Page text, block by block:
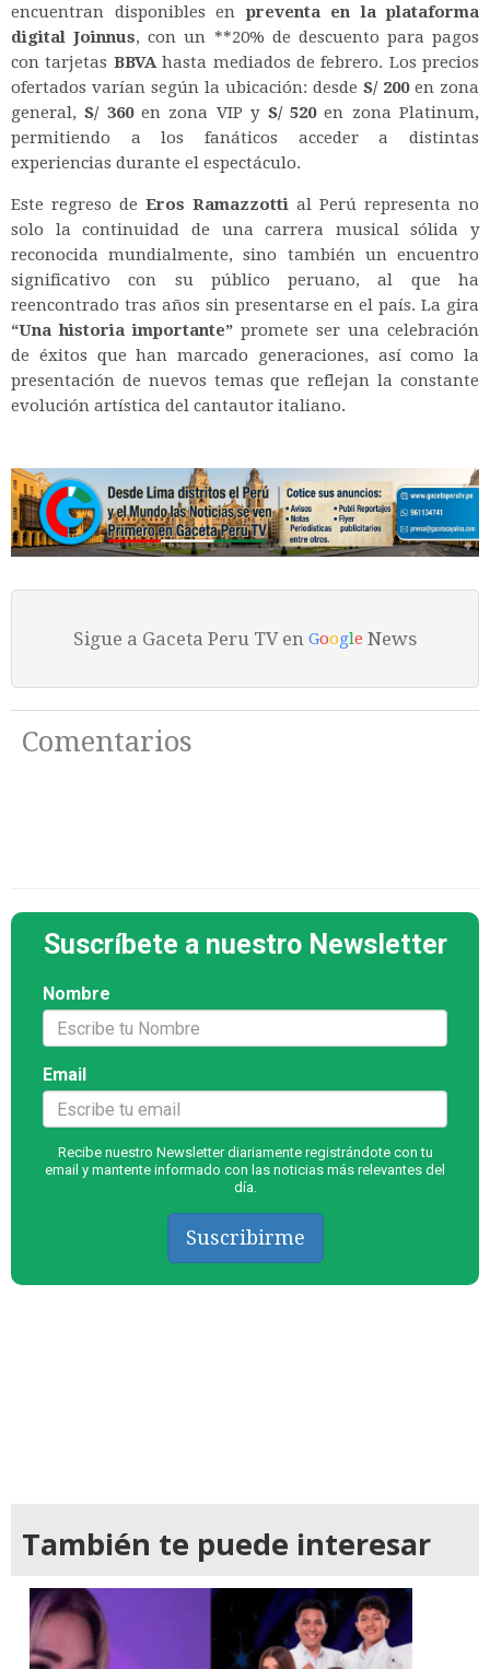
encuentran disponibles en preventa en la plataforma
digital Joinnus, con un **20% de descuento para pagos
con tarjetas BBVAhasta mediados de febrero. Los precios
ofertados varían según la ubicación: desde S/ 200en zona
general,S/ 360en zona VIP y S/ 520en zona Platinum,
permitiendo a los fanáticos acceder a distintas
experiencias durante el espectáculo.
Este regreso de Eros Ramazzotti al Perú representa no
solo la continuidad de una carrera musical sólida y
reconocida mundialmente, sino también un encuentro
significativo con su público peruano, al que ha
reencontrado tras años sin presentarse en el país. La gira
“Una historia importante” promete ser una celebración
de éxitos que han marcado generaciones, así como la
presentación de nuevos temas que reflejan la constante
evolución artística del cantautor italiano.
Sigue a Gaceta Peru TV en Google News
Comentarios
Suscríbete a nuestro Newsletter
Nombre
Email
Recibe nuestro Newsletter diariamente registrándote con tu
email y mantente informado con las noticias más relevantes del
día.
Suscribirme
También te puede interesar